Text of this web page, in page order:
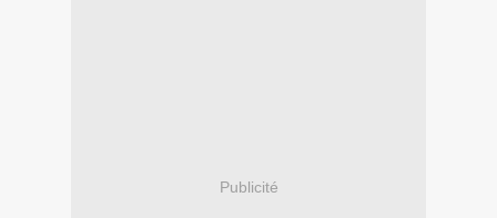
Publicité